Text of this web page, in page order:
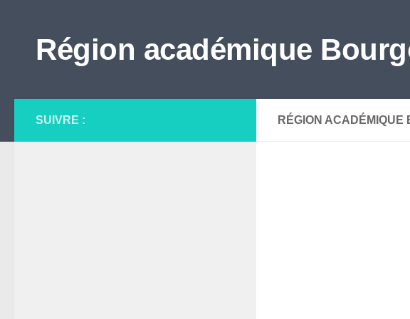
Région académique
RÉGION ACADÉMIQUE
SUIVRE :